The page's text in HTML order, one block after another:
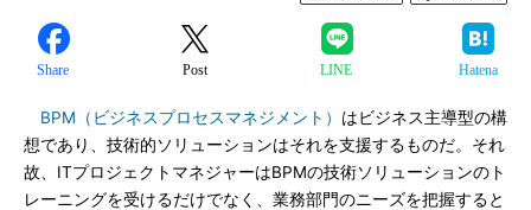
Share Post LINE Hatena
BPM（ビジネスプロセスマネジメント） はビジネス主導型の構
想であり、技術的ソリューションはそれを支援するものだ。それ
故、ITプロジェクトマネジャーはBPMの技術ソリューションのト
レーニングを受けるだけでなく、業務部門のニーズを把握すると